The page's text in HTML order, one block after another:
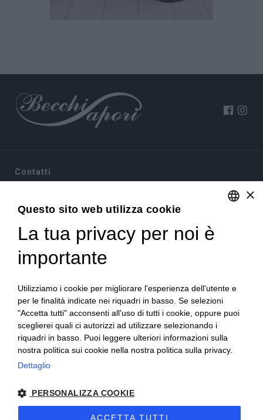
Contatti
10022 Carmagnola(TO)
+39 380 6441674
info@becchisapori.it
Informazioni
Home
Chi siamo
Condizioni di vendita
Diritto di recesso
Modalità pagamento
Spedizioni e consegne
Supporto e assistenza
Imballi antirottura
Contatti
×
Questo sito web utilizza cookie
La tua privacy per noi è
importante
Utilizziamo i cookie per migliorare l'esperienza dell'utente e
per le finalità indicate nei riquadri in basso. Se selezioni
"Accetta tutti" acconsenti all'uso di tutti i cookie, oppure puoi
sceglierei quali ci autorizzi ad utilizzare selezionando i
riquadri in basso. Puoi leggere ulteriori informazioni sulla
nostra politica sui cookie nella nostra politica sulla privacy.
Dettaglio
PERSONALIZZA COOKIE
ACCETTA TUTTI